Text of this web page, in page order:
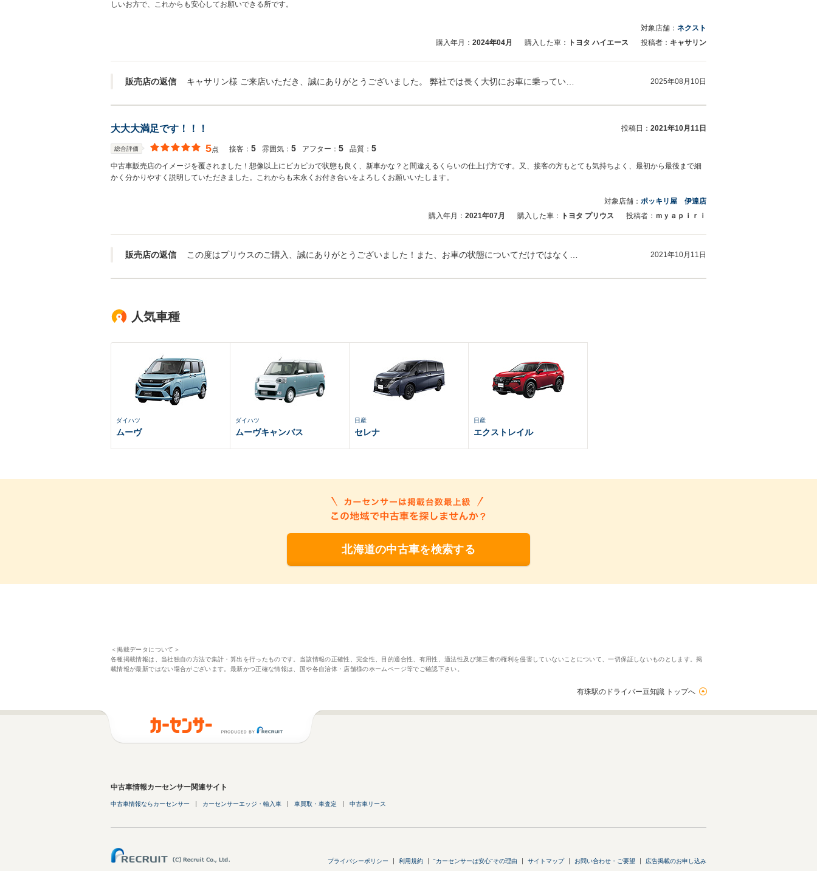
しいお方で、これからも安心してお願いできる所です。
対象店舗： ネクスト
購入年月： 2024年04月 購入した車： トヨタ ハイエース 投稿者： キャサリン
販売店の返信 2025年08月10日
大大大満足です！！！ 投稿日： 2021年10月11日
総合評価 5点 接客： 5 雰囲気： 5 アフター： 5 品質： 5
中古車販売店のイメージを覆されました！想像以上にピカピカで状態も良く、新車かな？と間違えるくらいの仕上げ方です。又、接客の方もとても気持ちよく、最初から最後まで細
かく分かりやすく説明していただきました。これからも末永くお付き合いをよろしくお願いいたします。
対象店舗： ポッキリ屋 伊達店
購入年月： 2021年07月 購入した車： トヨタ プリウス 投稿者： ｍｙａｐｉｒｉ
販売店の返信 2021年10月11日
人気車種
ダイハツ
ムーヴ
ダイハツ
ムーヴキャンバス
日産
セレナ
日産
エクストレイル
北海道の中古車を検索する
＜掲載データについて＞
各種掲載情報は、当社独自の方法で集計・算出を行ったものです。当該情報の正確性、完全性、目的適合性、有用性、適法性及び第三者の権利を侵害していないことについて、一切保証しないものとします。掲
載情報が最新ではない場合がございます。最新かつ正確な情報は、国や各自治体・店舗様のホームページ等でご確認下さい。
有珠駅のドライバー豆知識 トップへ
中古車情報カーセンサー関連サイト
中古車情報ならカーセンサー カーセンサーエッジ・輸入車 車買取・車査定 中古車リース
プライバシーポリシー 利用規約 "カーセンサーは安心"その理由 サイトマップ お問い合わせ・ご要望 広告掲載のお申し込み